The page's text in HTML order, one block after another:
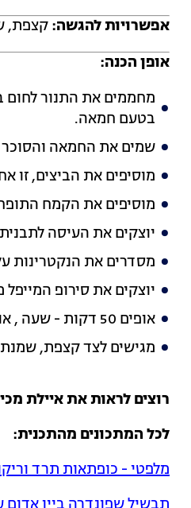
אפשרויות להגשה: קצפת,
אופן הכנה:
בטעם חמאה.
שמים את החמאה והסוכר בקערת
מוסיפים את הביצים, זו
מוסיפים את הקמח
יוצקים את העיסה
מסדרים את הנקטרינות
יוצקים את סירופ
אופים 50 דקות - שעה , או עד שהעוגה יציבה וזהובה מאוד. מוציאים ומצננים כ-10 דקות.
מגישים לצד קצפת, שמנת
רוצים לראות את איילת
לכל המתכונים מהתכנית:
מלפטי - כופתאות תרד